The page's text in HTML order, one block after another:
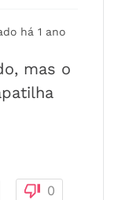
há 1 ano
mas o
0